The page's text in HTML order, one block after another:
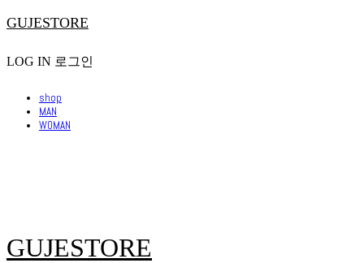
GUJESTORE
LOG IN 로그인
shop
MAN
WOMAN
GUJESTORE